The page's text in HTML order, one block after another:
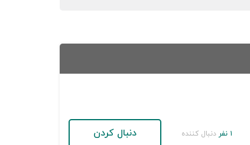
۱ نفر دنبال کننده دنبال کردن